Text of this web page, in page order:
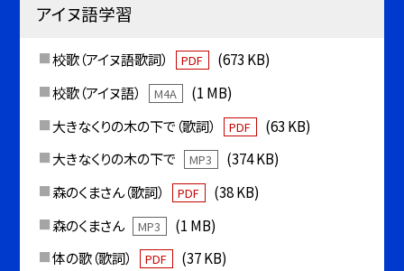
アイヌ語学習
校歌（アイヌ語歌詞） PDF
(673 KB)
校歌（アイヌ語）
M4A
(1 MB)
大きなくりの木の下で（歌詞）
PDF
(63 KB)
大きなくりの木の下で
MP3
(374 KB)
森のくまさん（歌詞）
PDF
(38 KB)
森のくまさん
MP3
(1 MB)
体の歌（歌詞）
PDF
(37 KB)